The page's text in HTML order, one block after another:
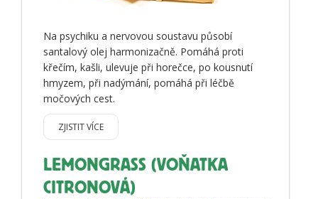
Na psychiku a nervovou soustavu působí
santalový olej harmonizačně. Pomáhá proti
křečím, kašli, ulevuje při horečce, po kousnutí
hmyzem, při nadýmání, pomáhá při léčbě
močových cest.
ZJISTIT VÍCE
LEMONGRASS (VOŇATKA
CITRONOVÁ)